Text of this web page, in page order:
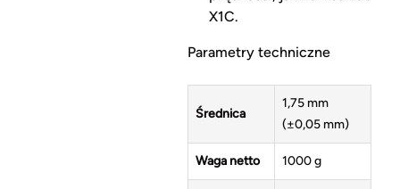
X1C.
Parametry techniczne
Średnica
1,75 mm
(±0,05 mm)
Waga netto 1000 g